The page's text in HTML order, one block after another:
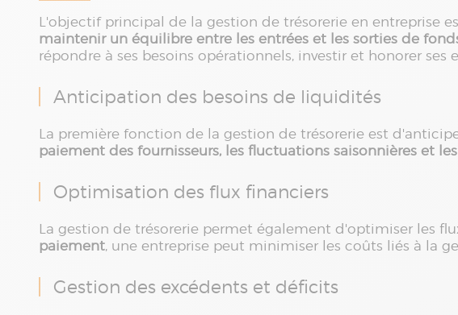
L'objectif principal de la gestion de trésorerie en entreprise
maintenir un équilibre entre les entrées et les sorties de
répondre à ses besoins opérationnels, investir et honorer ses
Anticipation des besoins de liquidités
La première fonction de la gestion de trésorerie est
paiement des fournisseurs, les fluctuations saisonnières et
Optimisation des flux financiers
La gestion de trésorerie permet également d'optimiser les
paiement, une entreprise peut minimiser les coûts liés à la
Gestion des excédents et déficits